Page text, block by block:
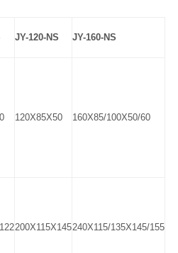
JY-120-NS JY-160-NS
120X85X50 160X85/100X50/60
200X115X145240X115/135X145/155